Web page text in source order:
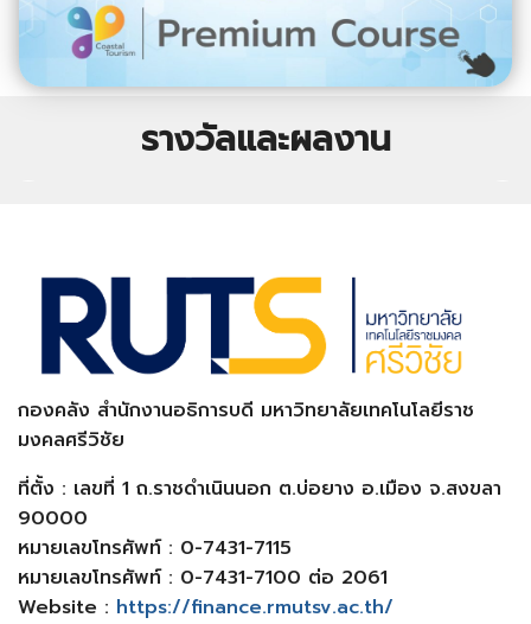
รางวัลและผลงาน
กองคลัง สำนักงานอธิการบดี มหาวิทยาลัยเทคโนโลยีราช
มงคลศรีวิชัย
ที่ตั้ง : เลขที่ 1 ถ.ราชดำเนินนอก ต.บ่อยาง อ.เมือง จ.สงขลา
90000
หมายเลขโทรศัพท์ : 0-7431-7115
หมายเลขโทรศัพท์ : 0-7431-7100 ต่อ 2061
Website : https://finance.rmutsv.ac.th/